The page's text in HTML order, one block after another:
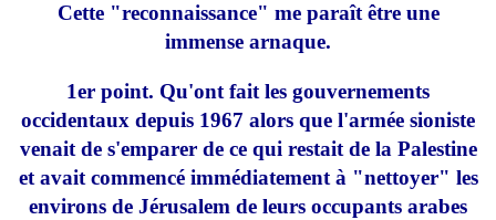
Cette "reconnaissance" me paraît être une
immense arnaque.
1er point. Qu'ont fait les gouvernements
occidentaux depuis 1967 alors que l'armée sioniste
venait de s'emparer de ce qui restait de la Palestine
et avait commencé immédiatement à "nettoyer" les
environs de Jérusalem de leurs occupants arabes